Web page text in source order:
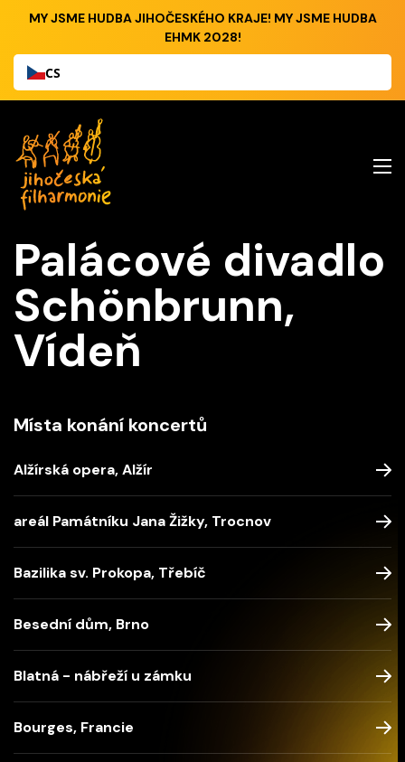
MY JSME HUDBA JIHOČESKÉHO KRAJE! MY JSME HUDBA
EHMK 2028!
CS
Palácové divadlo
Schönbrunn,
Vídeň
Místa konání koncertů
Alžírská opera, Alžír
areál Památníku Jana Žižky, Trocnov
Bazilika sv. Prokopa, Třebíč
Besední dům, Brno
Blatná - nábřeží u zámku
Bourges, Francie